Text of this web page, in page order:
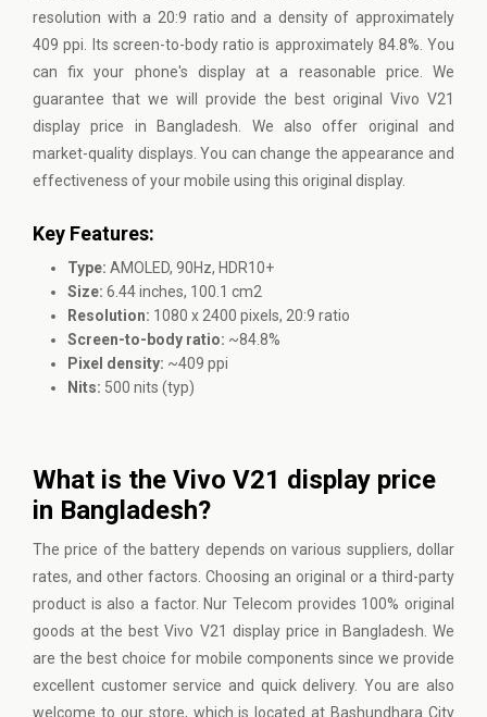
resolution with a 20:9 ratio and a density of approximately
409 ppi. Its screen-to-body ratio is approximately 84.8%. You
can fix your phone's display at a reasonable price. We
guarantee that we will provide the best original Vivo V21
display price in Bangladesh. We also offer original and
market-quality displays. You can change the appearance and
effectiveness of your mobile using this original display.
Key Features:
Type: AMOLED, 90Hz, HDR10+
Size: 6.44 inches, 100.1 cm2
Resolution: 1080 x 2400 pixels, 20:9 ratio
Screen-to-body ratio: ~84.8%
Pixel density: ~409 ppi
Nits: 500 nits (typ)
What is the Vivo V21 display price
in Bangladesh?
The price of the battery depends on various suppliers, dollar
rates, and other factors. Choosing an original or a third-party
product is also a factor. Nur Telecom provides 100% original
goods at the best Vivo V21 display price in Bangladesh. We
are the best choice for mobile components since we provide
excellent customer service and quick delivery. You are also
welcome to our store, which is located at Bashundhara City